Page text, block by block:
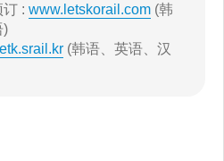
: www.letskorail.com (韩
)
(韩语、英语、汉